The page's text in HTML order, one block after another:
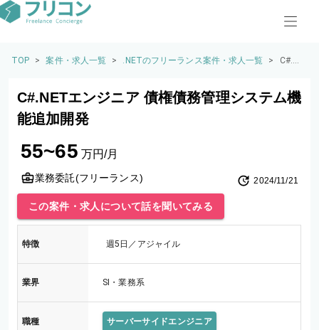
TOP > 案件・求人一覧 > .NETのフリーランス案件・求人一覧 >
C#.NE
ア 債
能追
C#.NETエンジニア 債権債務管理システム機
能追加開発
55~65 万円/月
業務委託(フリーランス) 2024/11/21
この案件・求人について話を聞いてみる
特徴 週5日／アジャイル
業界 SI・業務系
職種 サーバーサイドエンジニア